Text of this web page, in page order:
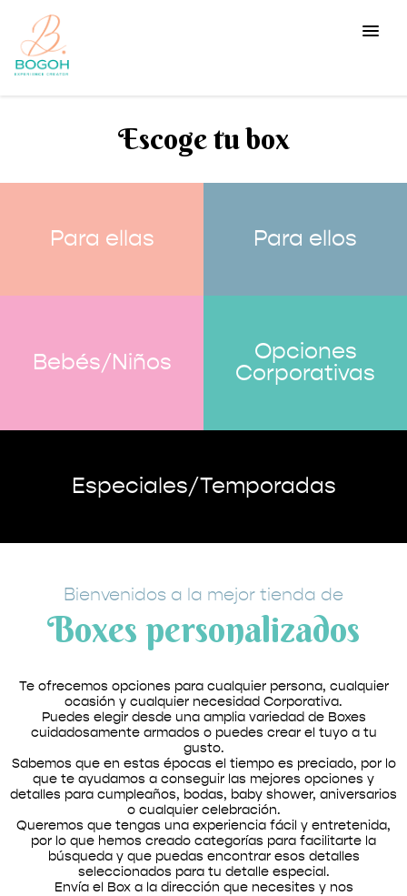
Escoge tu box
Para ellas Para ellos
Bebés/Niños
Opciones
Corporativas
Especiales/Temporadas
Bienvenidos a la mejor tienda de
Boxes personalizados
Te ofrecemos opciones para cualquier persona, cualquier
ocasión y cualquier necesidad Corporativa.
Puedes elegir desde una amplia variedad de Boxes
cuidadosamente armados o puedes crear el tuyo a tu
gusto.
Sabemos que en estas épocas el tiempo es preciado, por lo
que te ayudamos a conseguir las mejores opciones y
detalles para cumpleaños, bodas, baby shower, aniversarios
o cualquier celebración.
Queremos que tengas una experiencia fácil y entretenida,
por lo que hemos creado categorías para facilitarte la
búsqueda y que puedas encontrar esos detalles
seleccionados para tu detalle especial.
Envía el Box a la dirección que necesites y nos